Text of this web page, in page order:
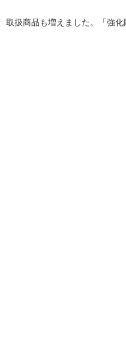
取扱商品も増えました。「強化